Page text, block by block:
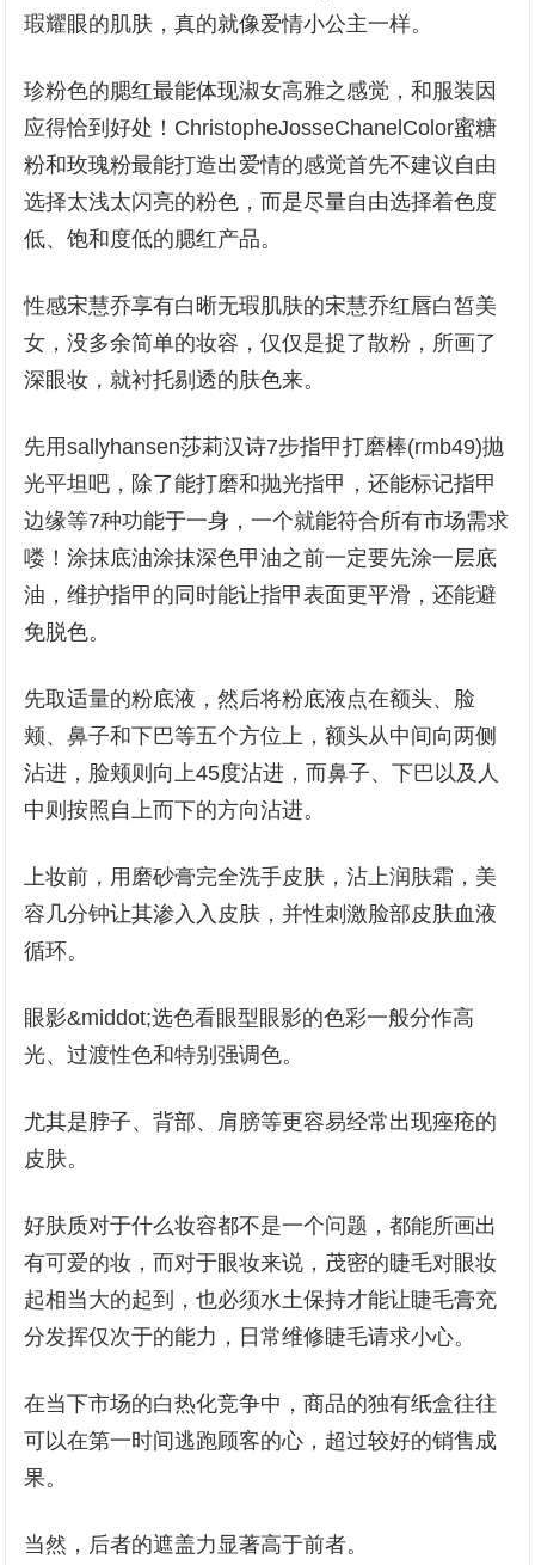
瑕耀眼的肌肤，真的就像爱情小公主一样。
珍粉色的腮红最能体现淑女高雅之感觉，和服装因
应得恰到好处！ChristopheJosseChanelColor蜜糖
粉和玫瑰粉最能打造出爱情的感觉首先不建议自由
选择太浅太闪亮的粉色，而是尽量自由选择着色度
低、饱和度低的腮红产品。
性感宋慧乔享有白晰无瑕肌肤的宋慧乔红唇白皙美
女，没多余简单的妆容，仅仅是捉了散粉，所画了
深眼妆，就衬托剔透的肤色来。
先用sallyhansen莎莉汉诗7步指甲打磨棒(rmb49)抛
光平坦吧，除了能打磨和抛光指甲，还能标记指甲
边缘等7种功能于一身，一个就能符合所有市场需求
喽！涂抹底油涂抹深色甲油之前一定要先涂一层底
油，维护指甲的同时能让指甲表面更平滑，还能避
免脱色。
先取适量的粉底液，然后将粉底液点在额头、脸
颊、鼻子和下巴等五个方位上，额头从中间向两侧
沾进，脸颊则向上45度沾进，而鼻子、下巴以及人
中则按照自上而下的方向沾进。
上妆前，用磨砂膏完全洗手皮肤，沾上润肤霜，美
容几分钟让其渗入入皮肤，并性刺激脸部皮肤血液
循环。
眼影&middot;选色看眼型眼影的色彩一般分作高
光、过渡性色和特别强调色。
尤其是脖子、背部、肩膀等更容易经常出现痤疮的
皮肤。
好肤质对于什么妆容都不是一个问题，都能所画出
有可爱的妆，而对于眼妆来说，茂密的睫毛对眼妆
起相当大的起到，也必须水土保持才能让睫毛膏充
分发挥仅次于的能力，日常维修睫毛请求小心。
在当下市场的白热化竞争中，商品的独有纸盒往往
可以在第一时间逃跑顾客的心，超过较好的销售成
果。
当然，后者的遮盖力显著高于前者。